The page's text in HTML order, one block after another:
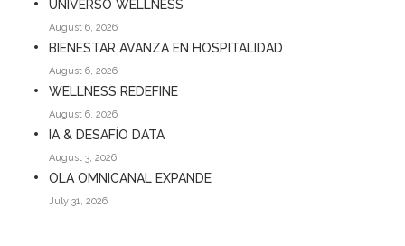
UNIVERSO WELLNESS
August 6, 2026
BIENESTAR AVANZA EN HOSPITALIDAD
August 6, 2026
WELLNESS REDEFINE
August 6, 2026
IA & DESAFÍO DATA
August 3, 2026
OLA OMNICANAL EXPANDE
July 31, 2026